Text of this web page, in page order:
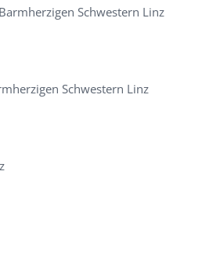
Schwestern Linz
Schwestern Linz